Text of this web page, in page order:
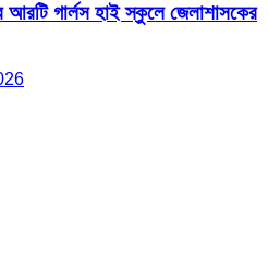
আরটি গার্লস হাই স্কুলে জেলাশাসকের